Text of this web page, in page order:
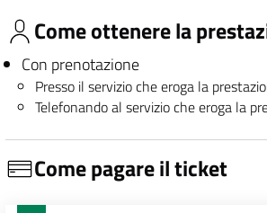
Come ottenere la
Con prenotazione
Presso il servizio che eroga la
Telefonando al servizio che eroga la
Come pagare il ticket